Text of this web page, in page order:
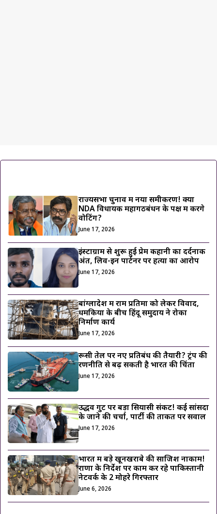
राज्यसभा चुनाव में नया समीकरण! क्या
NDA विधायक महागठबंधन के पक्ष में करेंगे
वोटिंग?
June 17, 2026
इंस्टाग्राम से शुरू हुई प्रेम कहानी का दर्दनाक
अंत, लिव-इन पार्टनर पर हत्या का आरोप
June 17, 2026
बांग्लादेश में राम प्रतिमा को लेकर विवाद,
धमकियों के बीच हिंदू समुदाय ने रोका
निर्माण कार्य
June 17, 2026
रूसी तेल पर नए प्रतिबंध की तैयारी? ट्रंप की
रणनीति से बढ़ सकती है भारत की चिंता
June 17, 2026
उद्धव गुट पर बड़ा सियासी संकट! कई सांसदों
के जाने की चर्चा, पार्टी की ताकत पर सवाल
June 17, 2026
भारत में बड़े खूनखराबे की साजिश नाकाम!
राणा के निर्देश पर काम कर रहे पाकिस्तानी
नेटवर्क के 2 मोहरे गिरफ्तार
June 6, 2026